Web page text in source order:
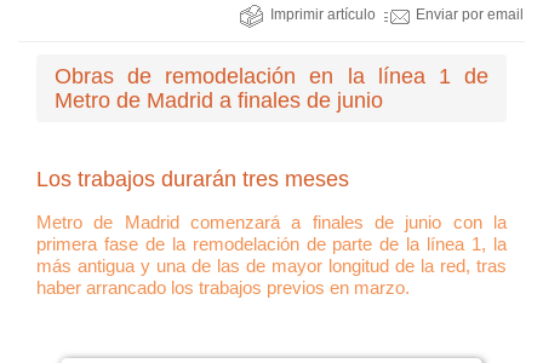
Imprimir artículo Enviar por email
Obras de remodelación en la línea 1 de
Metro de Madrid a finales de junio
Los trabajos durarán tres meses
Metro de Madrid comenzará a finales de junio con la
primera fase de la remodelación de parte de la línea 1, la
más antigua y una de las de mayor longitud de la red, tras
haber arrancado los trabajos previos en marzo.